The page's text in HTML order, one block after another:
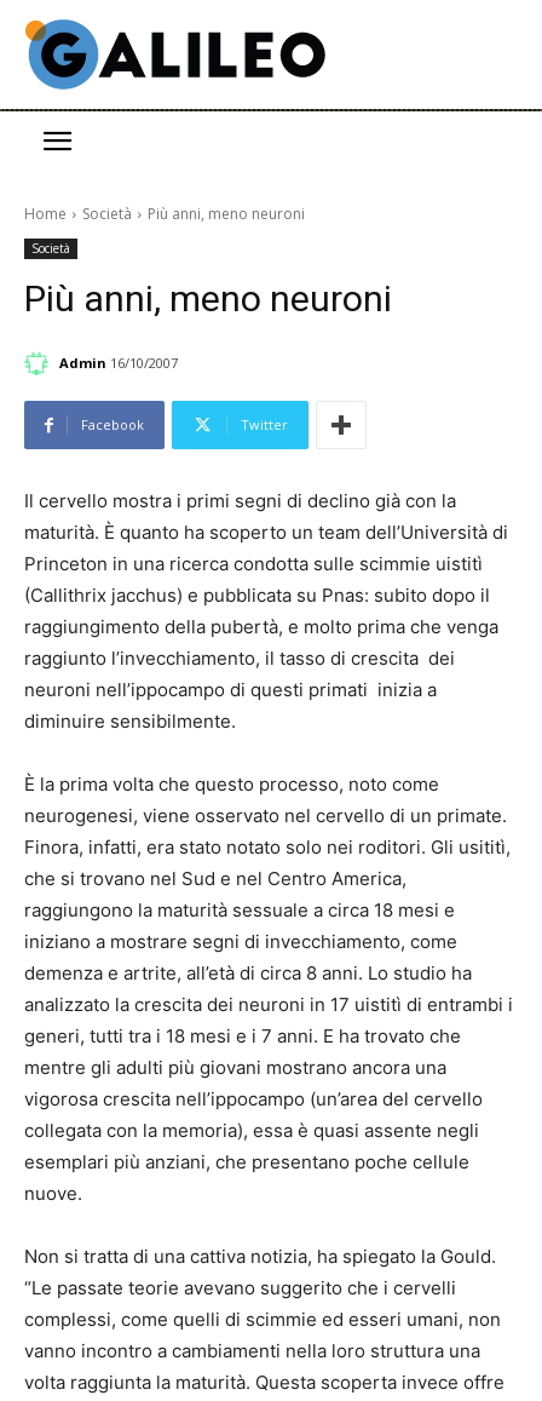
Home Società Più anni, meno neuroni
Società
Più anni, meno neuroni
Admin 16/10/2007
Facebook Twitter
Il cervello mostra i primi segni di declino già con la
maturità. È quanto ha scoperto un team dell’Università di
Princeton in una ricerca condotta sulle scimmie uistitì
(Callithrix jacchus) e pubblicata su Pnas: subito dopo il
raggiungimento della pubertà, e molto prima che venga
raggiunto l’invecchiamento, il tasso di crescita dei
neuroni nell’ippocampo di questi primati inizia a
diminuire sensibilmente.
È la prima volta che questo processo, noto come
neurogenesi, viene osservato nel cervello di un primate.
Finora, infatti, era stato notato solo nei roditori. Gli usititì,
che si trovano nel Sud e nel Centro America,
raggiungono la maturità sessuale a circa 18 mesi e
iniziano a mostrare segni di invecchiamento, come
demenza e artrite, all’età di circa 8 anni. Lo studio ha
analizzato la crescita dei neuroni in 17 uistitì di entrambi i
generi, tutti tra i 18 mesi e i 7 anni. E ha trovato che
mentre gli adulti più giovani mostrano ancora una
vigorosa crescita nell’ippocampo (un’area del cervello
collegata con la memoria), essa è quasi assente negli
esemplari più anziani, che presentano poche cellule
nuove.
Non si tratta di una cattiva notizia, ha spiegato la Gould.
“Le passate teorie avevano suggerito che i cervelli
complessi, come quelli di scimmie ed esseri umani, non
vanno incontro a cambiamenti nella loro struttura una
volta raggiunta la maturità. Questa scoperta invece offre